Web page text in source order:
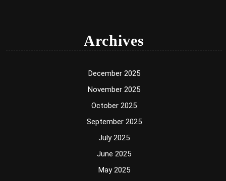
Archives
December 2025
November 2025
October 2025
September 2025
July 2025
June 2025
May 2025